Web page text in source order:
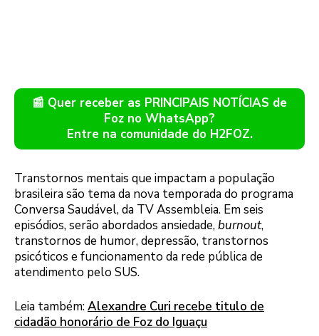
📰 Quer receber as PRINCIPAIS NOTÍCIAS de
Foz no WhatsApp?
Entre na comunidade do H2FOZ.
Transtornos mentais que impactam a população
brasileira são tema da nova temporada do programa
Conversa Saudável, da TV Assembleia. Em seis
episódios, serão abordados ansiedade,burnout,
transtornos de humor, depressão, transtornos
psicóticos e funcionamento da rede pública de
atendimento pelo SUS.
Leia também:Alexandre Curi recebe titulo de
cidadão honorário de Foz do Iguaçu